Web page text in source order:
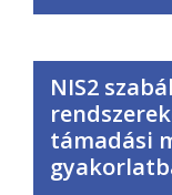
NIS2
támadási